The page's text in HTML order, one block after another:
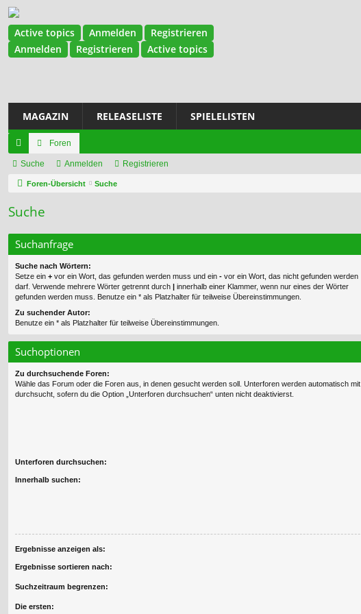
Active topics Anmelden
Registrieren
Anmelden
Registrieren Active topics
MAGAZIN RELEASELISTE SPIELELISTEN
ch
ne
llz
riff
Foren
Suche Anmelden Registrieren
Foren-Übersicht Suche
Suche
Suchanfrage
Suche nach Wörtern:
Setze ein + vor ein Wort, das gefunden werden muss und ein - vor ein Wort, das nicht gefunden werden
darf. Verwende mehrere Wörter getrennt durch | innerhalb einer Klammer, wenn nur eines der Wörter
gefunden werden muss. Benutze ein * als Platzhalter für teilweise Übereinstimmungen.
Zu suchender Autor:
Benutze ein * als Platzhalter für teilweise Übereinstimmungen.
Suchoptionen
Zu durchsuchende Foren:
Wähle das Forum oder die Foren aus, in denen gesucht werden soll. Unterforen werden automatisch mit
durchsucht, sofern du die Option „Unterforen durchsuchen“ unten nicht deaktivierst.
Unterforen durchsuchen:
Innerhalb suchen:
Ergebnisse anzeigen als:
Ergebnisse sortieren nach:
Suchzeitraum begrenzen:
Die ersten: